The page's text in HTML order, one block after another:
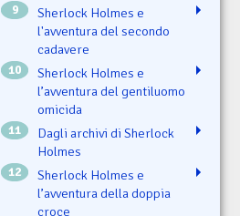
9
Sherlock Holmes e
l'avventura del secondo
cadavere
10
Sherlock Holmes e
l’avventura del gentiluomo
omicida
11
Dagli archivi di Sherlock
Holmes
12
Sherlock Holmes e
l’avventura della doppia
croce